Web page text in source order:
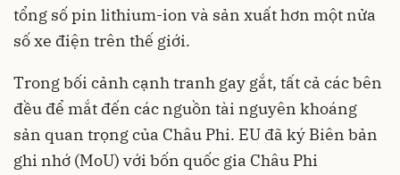
tổng số pin lithium-ion và sản xuất hơn một nửa
số xe điện trên thế giới.
Trong bối cảnh cạnh tranh gay gắt, tất cả các bên
đều để mắt đến các nguồn tài nguyên khoáng
sản quan trọng của Châu Phi. EU đã ký Biên bản
ghi nhớ (MoU) với bốn quốc gia Châu Phi